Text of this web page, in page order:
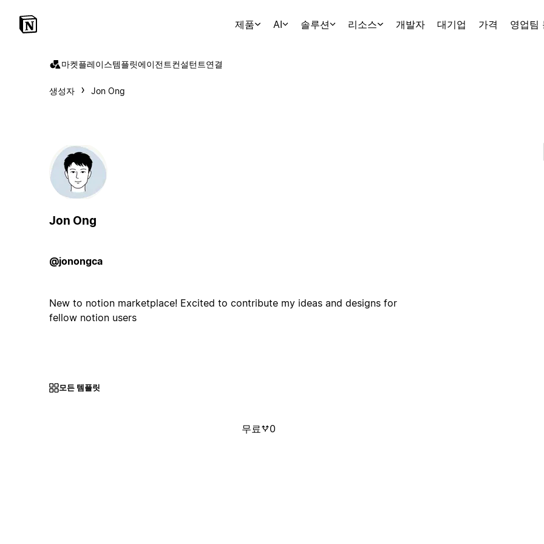
제품 AI 솔루션 리소스 개발자 대기업 가격 영업팀
마켓플레이스템플릿에이전트컨설턴트연결
생성자 Jon Ong
Jon Ong
@jonongca
New to notion marketplace! Excited to contribute my ideas and designs for
fellow notion users
모든 템플릿
무료 0